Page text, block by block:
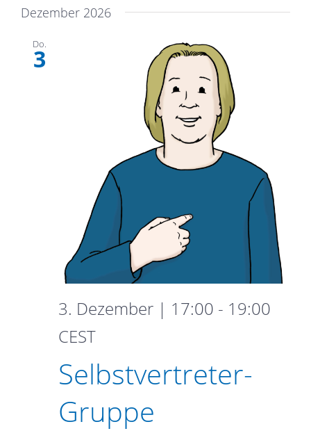
Dezember 2026
Do.
3
3. Dezember | 17:00 - 19:00
CEST
Gruppe
Selbstvertreter-
Gruppe